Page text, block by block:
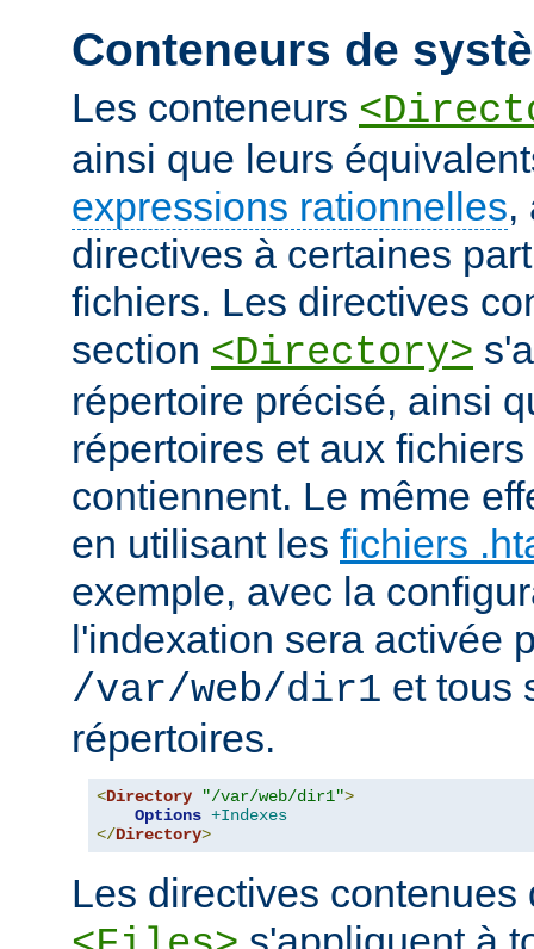
Conteneurs de
Les conteneurs
ainsi que leurs
expressions rationnelles,
directives à certaines
fichiers. Les directives
section <Directory>
répertoire précisé, ainsi
répertoires et aux
contiennent. Le même
en utilisant les fichiers
exemple, avec la
l'indexation sera activée
/var/web/dir1 et tous
répertoires.
<Directory "/var/web/dir1">
Options +Indexes
</Directory>
Les directives contenues